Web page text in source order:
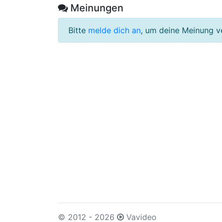
Meinungen
Bitte melde dich an, um deine Meinung
© 2012 - 2026 Vavideo